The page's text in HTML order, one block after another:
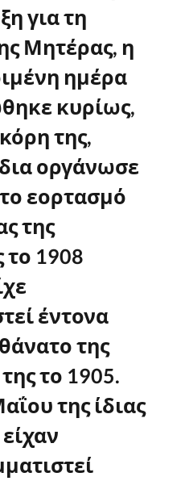
για τη
Μητέρας, η
ημέρα
κυρίως,
της,
οργάνωσε
εορτασμό
της
1908
έντονα
της
το 1905.
της ίδιας